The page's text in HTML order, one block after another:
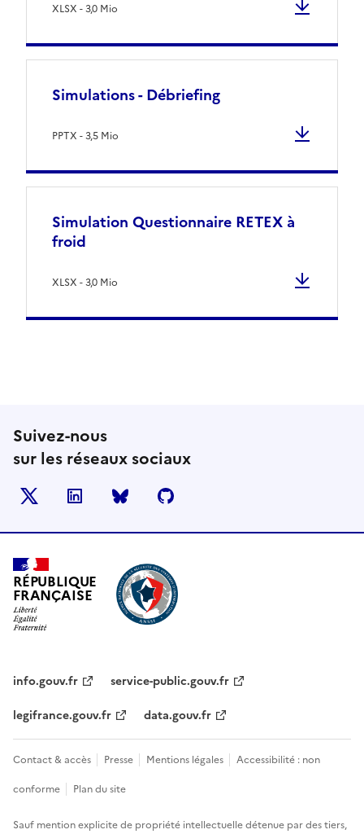
XLSX - 3,0 Mio
Simulations - Débriefing
PPTX - 3,5 Mio
Simulation Questionnaire RETEX à
froid
XLSX - 3,0 Mio
Suivez-nous
sur les réseaux sociaux
LinkedIn BlueSky
RÉPUBLIQUE
FRANÇAISE
info.gouv.fr
service-public.gouv.fr
legifrance.gouv.fr
data.gouv.fr
Contact & accès Presse Mentions légales
Accessibilité : non
conforme
Plan du site
Sauf mention explicite de propriété intellectuelle détenue par des tiers,